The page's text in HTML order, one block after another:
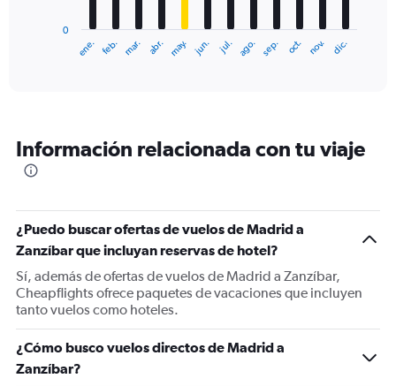
categories.
The
Y
axis
displaying
values.
Range:
0
1500.
ene. feb. mar. abr. may. jun. jul. ago. sep. oct. nov. dic.
0
Información relacionada con tu viaje
¿Puedo buscar ofertas de vuelos de Madrid a
Zanzíbar que incluyan reservas de hotel?
Sí, además de ofertas de vuelos de Madrid a Zanzíbar,
Cheapflights ofrece paquetes de vacaciones que incluyen
tanto vuelos como hoteles.
¿Cómo busco vuelos directos de Madrid a
Zanzíbar?